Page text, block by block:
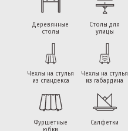
Деревянные
столы
Столы для
улицы
Чехлы на стулья
из спандекса
Чехлы на стулья
из габардина
Фуршетные
Салфетки